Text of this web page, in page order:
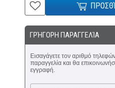
ΓΡΉΓΟΡΗ ΠΑΡΑΓΓΕΛΊΑ
Εισαγάγετε τον αριθμό
παραγγελία και θα
εγγραφή.